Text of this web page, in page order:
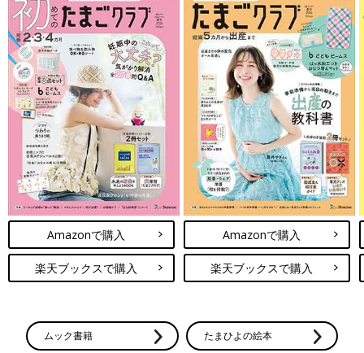
ることにも必死でしたね。
いきむよりもほんの少しでも早いタイミングでおなかを押されて
しまうと、おなかに力が入れられないので、自力でいきむことが
できず、ただただ息が苦しかったのを覚えています。さらに、2
人がおなかを押す力に対して、押し返すことばかりに力を使って
しまったようでした。
結果、局部に力を入れるのではなく、顔で息んでしまったようで
す。夫があとから言うには、私の顔の血管は浮かび上がり、白目
も内出血で真っ赤、だんだんと顔が青くなっていき、まるでゾン
ビのようだったとか。
初産ということに加えて、長男は頭がとても大きかったため、
「もう一回いきんだら出てくるはず！」とお医者さんに言われて
も、まったく出てこなくて…。結局、会陰切開をし、最後は吸引
と思います。
Amazonで購入
楽天ブックスで購入
Amazonで購入
楽天ブックスで購入
ムック書籍 たまひよの絵本